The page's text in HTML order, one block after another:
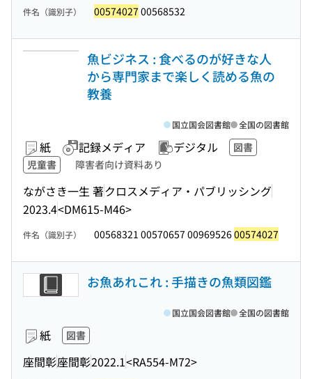
件名（識別子） 00574027 00568532
魚ビジネス : 食べるのが好きな人
から専門家まで楽しく読める魚の
教養
紙 記録メディア デジタル
図書
児童書
障害者向け資料あり
ながさき一生 著クロスメディア・パブリッシング
2023.4<DM615-M46>
国立国会図書館 全国の図書館
件名（識別子） 00568321 00570657 0096952600574027
お魚あれこれ : 手描きの魚類図鑑
紙 図書
座間彰座間彰2022.1<RA554-M72>
国立国会図書館 全国の図書館